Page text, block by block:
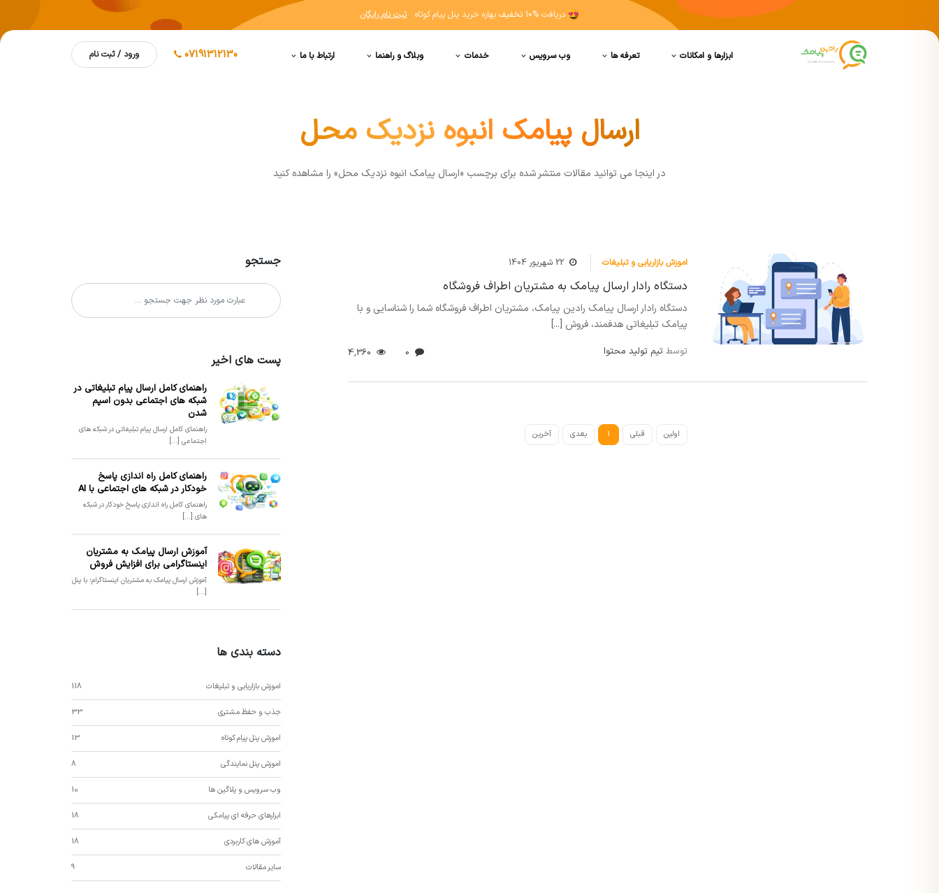
دریافت 10% تخفیف بهاره خرید پنل پیام کوتاه ثبت نام رایگان
ابزارها و امکانات تعرفه ها وب سرویس خدمات وبلاگ و راهنما ارتباط با ما 07191312130 ورود / ثبت نام
ارسال پیامک انبوه نزدیک محل
در اينجا مي توانيد مقالات منتشر شده برای برچسب «ارسال پیامک انبوه نزدیک محل» را مشاهده کنيد
اموزش بازاریابی و تبلیغات 22 شهریور 1404
دستگاه رادار ارسال پیامک به مشتریان اطراف فروشگاه
دستگاه رادار ارسال پیامک رادین پیامک، مشتریان اطراف فروشگاه شما را شناسایی و با
پیامک تبلیغاتی هدفمند، فروش [...]
توسطتیم تولید محتوا
اولین قبلی 1 بعدی آخرین
جستجو
پست های اخیر
راهنمای کامل ارسال پیام تبلیغاتی در
شبکه های اجتماعی بدون اسپم
شدن
راهنمای کامل ارسال پیام تبلیغاتی در شبکه های
اجتماعی [...]
راهنمای کامل راه اندازی پاسخ
خودکار در شبکه های اجتماعی با AI
راهنمای کامل راه اندازی پاسخ خودکار در شبکه
های [...]
آموزش ارسال پیامک به مشتریان
اینستاگرامی برای افزایش فروش
آموزش ارسال پیامک به مشتریان اینستاگرام؛ با پنل
[...]
دسته بندی ها
اموزش بازاریابی و تبلیغات 118
جذب و حفظ مشتری 33
اموزش پنل پیام کوتاه 13
اموزش پنل نمایندگی 8
وب سرویس و پلاگین ها 10
ابزارهای حرفه ای پیامکی 18
آموزش های کاربردی 18
سایر مقالات 9